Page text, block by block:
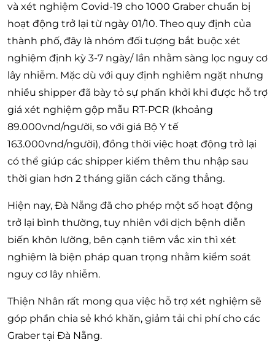
và xét nghiệm Covid-19 cho 1000 Graber chuẩn bị
hoạt động trở lại từ ngày 01/10. Theo quy định của
thành phố, đây là nhóm đối tượng bắt buộc xét
nghiệm định kỳ 3-7 ngày/ lần nhằm sàng lọc nguy cơ
lây nhiễm. Mặc dù với quy định nghiêm ngặt nhưng
nhiều shipper đã bày tỏ sự phấn khởi khi được hỗ trợ
giá xét nghiệm gộp mẫu RT-PCR (khoảng
89.000vnd/người, so với giá Bộ Y tế
163.000vnd/người), đồng thời việc hoạt động trở lại
có thể giúp các shipper kiếm thêm thu nhập sau
thời gian hơn 2 tháng giãn cách căng thẳng.
Hiện nay, Đà Nẵng đã cho phép một số hoạt động
trở lại bình thường, tuy nhiên với dịch bệnh diễn
biến khôn lường, bên cạnh tiêm vắc xin thì xét
nghiệm là biện pháp quan trọng nhằm kiểm soát
nguy cơ lây nhiễm.
Thiện Nhân rất mong qua việc hỗ trợ xét nghiệm sẽ
góp phần chia sẻ khó khăn, giảm tải chi phí cho các
Graber tại Đà Nẵng.